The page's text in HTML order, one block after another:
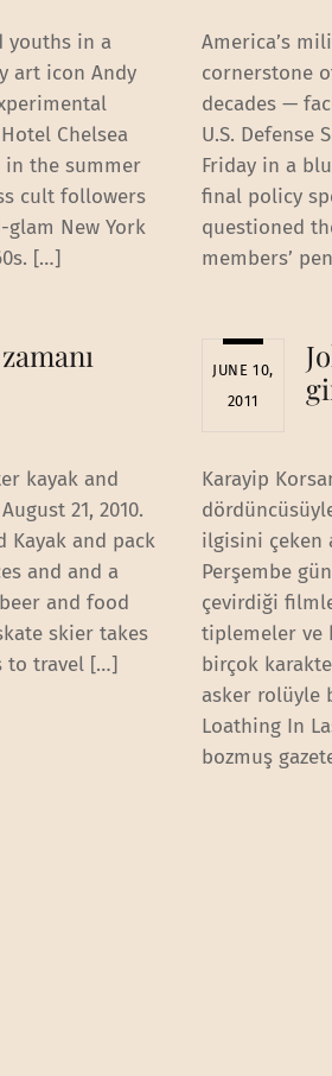
youths in a
art icon Andy
Chelsea
in the summer
cult followers
New York
[…]
America’s
cornerstone
decades —
U.S. Defense
Friday in a
final policy
questioned
members’
kayak and
21, 2010.
Kayak and pack
and and a
and food
skier takes
to travel […]
JUNE 10,
2011
Karayip
ilgisini çeken
Perşembe
çevirdiği
tiplemeler ve
birçok
asker rolüyle
Loathing In
bozmuş